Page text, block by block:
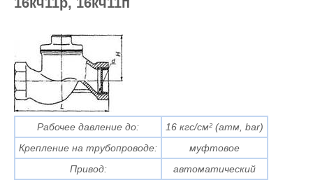
Рабочее давление до:
16 кгс/см² (атм, bar)
Крепление на трубопроводе:
муфтовое
Привод:
автоматический